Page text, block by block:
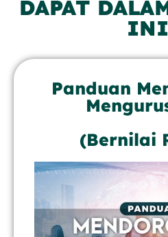
DAPAT
Panduan
(Bernilai